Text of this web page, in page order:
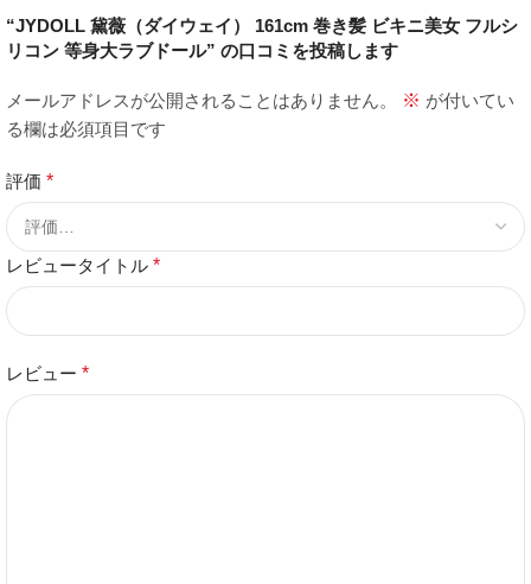
“JYDOLL 黛薇（ダイウェイ） 161cm 巻き髪 ビキニ美女 フルシ
リコン 等身大ラブドール” の口コミを投稿します
メールアドレスが公開されることはありません。 ※ が付いてい
る欄は必須項目です
評価 *
レビュータイトル *
レビュー *